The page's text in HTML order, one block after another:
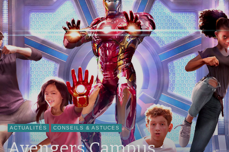
ACTUALITÉS CONSEILS & ASTUCES